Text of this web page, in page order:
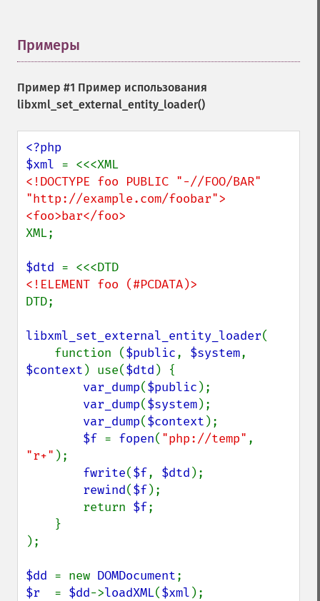
Примеры
Пример #1 Пример использования
libxml_set_external_entity_loader()
<?php
$xml
<!DOCTYPE foo PUBLIC "-//FOO/BAR"
"http://example.com/foobar">
XML;
$dtd
DTD;
libxml_set_external_entity_loader(
    function (
$public, $system
$context ) use($dtd ) {
var_dump($public );
var_dump($system);
var_dump($context );
$f = fopen( "php://temp"
"r+" );
fwrite($f, $dtd );
rewind($f);
        return
$f;
);
$dd = new DOMDocument
$r = $dd->loadXML($xml );